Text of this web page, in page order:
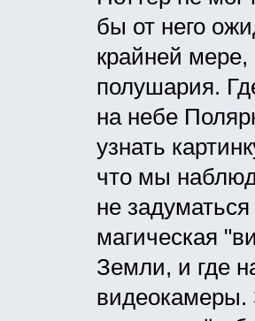
бы от него
крайней мере,
полушария.
на небе
узнать
что мы
не
магическая
Земли, и где
видеокамеры.